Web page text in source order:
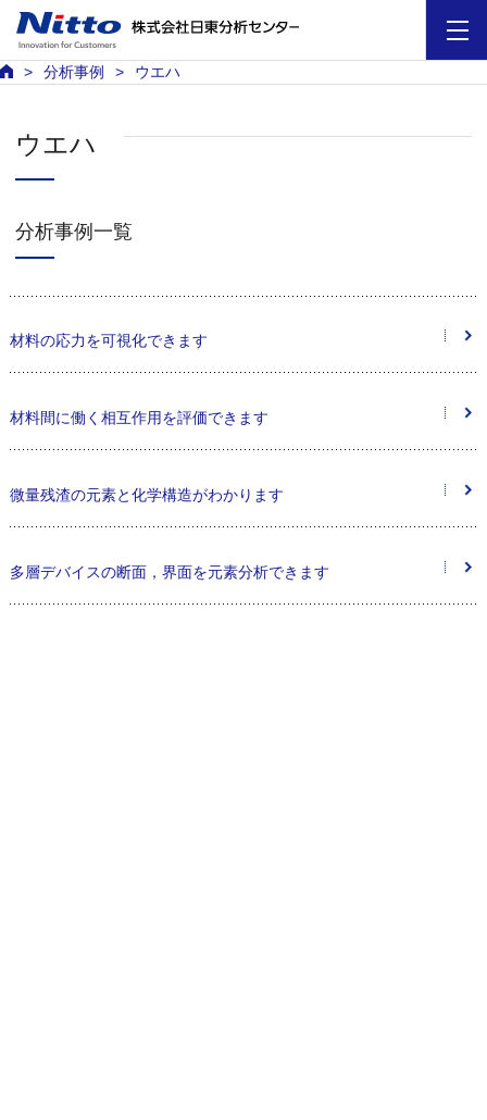
分析事例 ウエハ
ウエハ
分析事例一覧
材料の応力を可視化できます
材料間に働く相互作用を評価できます
微量残渣の元素と化学構造がわかります
多層デバイスの断面，界面を元素分析できます